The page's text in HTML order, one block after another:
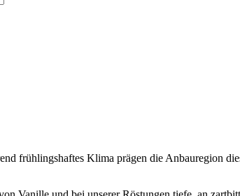
frühlingshaftes Klima prägen die Anbauregion